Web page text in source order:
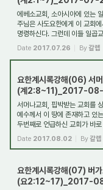
에베소교회, 소아시아에 있는
주님은 사도요한에게 이 교회
명령하신다. 그런데 이들 일곱
Date 2017.07.26 By갈렙
요한계시록강해(06) 서머
(계2:8~11)_2017-
서머나교회, 핍박받는 교회를
예수께서 이 땅에 존재하고 있
두번째로 언급하신 교회가 바
Date 2017.08.02 By갈렙
요한계시록강해(07) 버가
(요2:12~17)_2017-